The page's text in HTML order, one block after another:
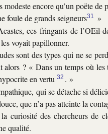
encore qu’un poëte
foule de grands seigneurs31 »
ces fringants de l’OEil-
voyait papillonner.
sont des types qui ne se
alors ? « Dans un temps où les
en vertu 32 . »
qui se détache si
que n’a pas atteinte la
curiosité des chercheurs de
qualité.